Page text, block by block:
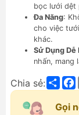
bọc lưới dệt
Đa Năng:
cho việc
khác.
Sử Dụng Dễ
nhấn, mang
Chia sẻ:
Gọi